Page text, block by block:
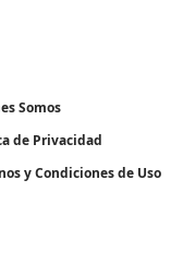
Somos
de Privacidad
y Condiciones de Uso